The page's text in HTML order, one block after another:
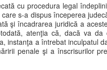
cu procedura legal
s-a dispus începerea
şi încadrarea juridică a
atenţia că, dacă va
instanţa a întrebat inculpatul
penale şi a înscrisurilor